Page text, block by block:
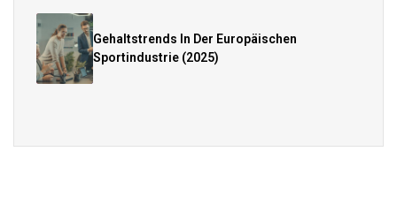
Gehaltstrends In Der Europäischen
Sportindustrie (2025)